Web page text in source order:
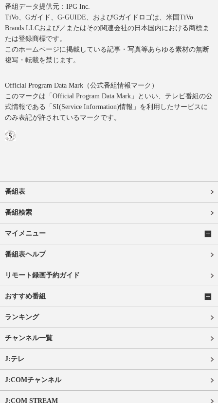
番組データ提供元：IPG Inc.
TiVo、Gガイド、G-GUIDE、およびGガイドロゴは、米国TiVo
Brands LLCおよび／またはその関連会社の日本国内における商標ま
たは登録商標です。
このホームページに掲載している記事・写真等あらゆる素材の無断
複写・転載を禁じます。
Official Program Data Mark（公式番組情報マーク）
このマークは「Official Program Data Mark」といい、テレビ番組の公
式情報である「SI(Service Information)情報」を利用したサービスに
のみ表記が許されているマークです。
番組表
番組検索
マイメニュー
番組表ヘルプ
リモート録画予約ガイド
おすすめ番組
ランキング
チャンネル一覧
J:テレ
J:COMチャンネル
J:COM STREAM